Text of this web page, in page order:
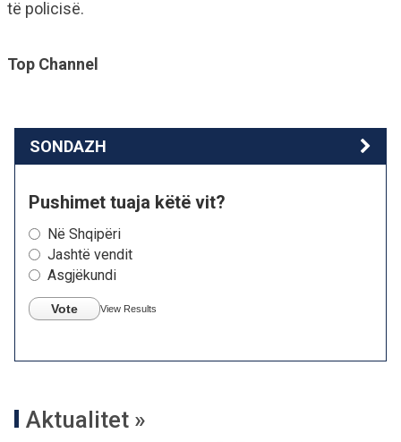
të policisë.
Top Channel
SONDAZH
Pushimet tuaja këtë vit?
Në Shqipëri
Jashtë vendit
Asgjëkundi
Vote View Results
Aktualitet »